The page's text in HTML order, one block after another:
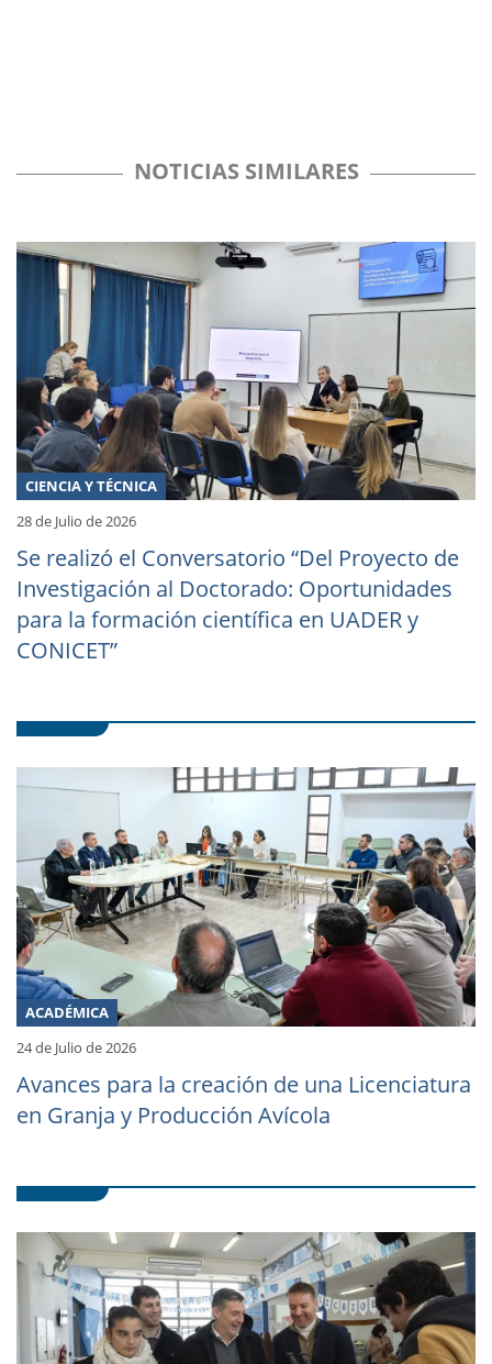
NOTICIAS SIMILARES
CIENCIA Y TÉCNICA
28 de Julio de 2026
Se realizó el Conversatorio “Del Proyecto de
Investigación al Doctorado: Oportunidades
para la formación científica en UADER y
CONICET”
ACADÉMICA
24 de Julio de 2026
Avances para la creación de una Licenciatura
en Granja y Producción Avícola